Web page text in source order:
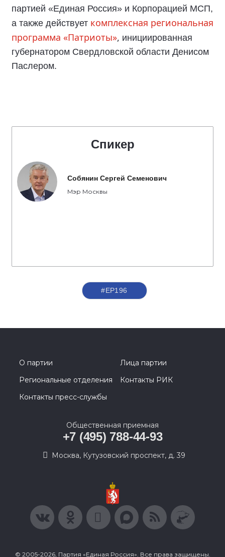
партией «Единая Россия» и Корпорацией МСП,
а также действует комплексная региональная
программа «Патриоты», инициированная
губернатором Свердловской области Денисом
Паслером.
Спикер
Собянин Сергей Семенович
Мэр Москвы
#ЕР196
О партии
Лица партии
Региональные отделения
Контакты РИК
Контакты пресс-службы
Общественная приемная
+7 (495) 788-44-93
Москва, Кутузовский проспект, д. 39
© 2005-2026, Партия «Единая Россия». Все права защищены.